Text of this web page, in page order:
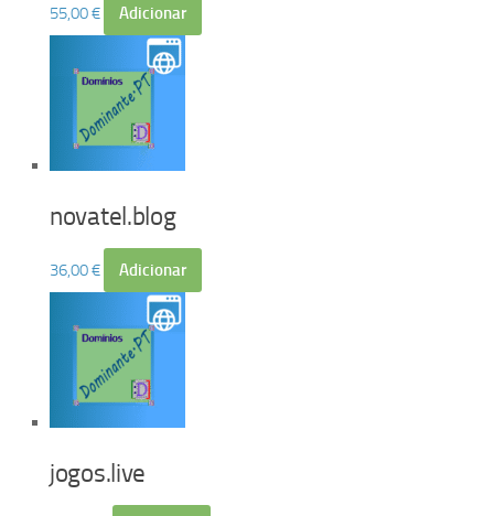
55,00€ Adicionar
novatel.blog
36,00€ Adicionar
jogos.live